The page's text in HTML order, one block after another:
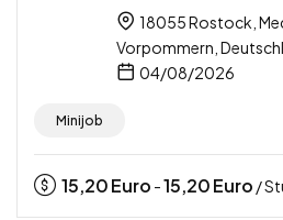
18055 Rostock,
Vorpommern,
04/08/2026
Minijob
15,20Euro -15,20Euro /